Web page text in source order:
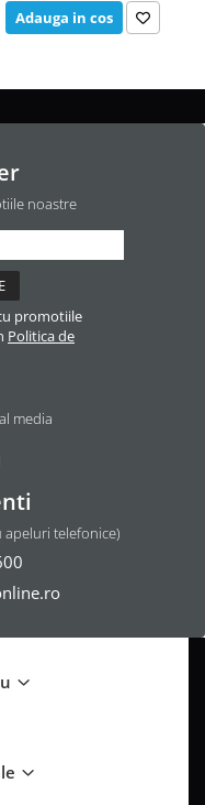
Adauga in cos
noastre
promotiile
Politica de
media
apeluri telefonice)